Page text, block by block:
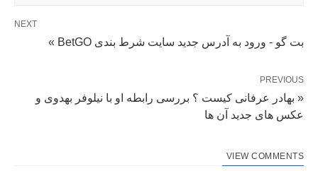
NEXT
بت گو - ورود به آدرس جدید سایت شرط بندی BetGO »
PREVIOUS
« بهادر عرفانی کیست ؟ بررسی رابطه او با نیلوفر بهدوی و
عکس های جدید آن ها
VIEW COMMENTS